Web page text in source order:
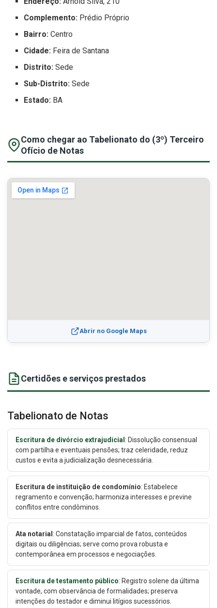
Complemento: Prédio Próprio
Bairro: Centro
Cidade: Feira de Santana
Distrito: Sede
Sub-Distrito: Sede
Estado: BA
Como chegar ao Tabelionato do (3º) Terceiro
Ofício de Notas
Abrir no Google Maps
Certidões e serviços prestados
Tabelionato de Notas
Escritura de divórcio extrajudicial : Dissolução consensual
com partilha e eventuais pensões; traz celeridade, reduz
custos e evita a judicialização desnecessária.
Escritura de instituição de condomínio: Estabelece
regramento e convenção; harmoniza interesses e previne
conflitos entre condôminos.
Ata notarial : Constatação imparcial de fatos, conteúdos
digitais ou diligências; serve como prova robusta e
contemporânea em processos e negociações.
Escritura de testamento público: Registro solene da última
vontade, com observância de formalidades; preserva
intenções do testador e diminui litígios sucessórios.